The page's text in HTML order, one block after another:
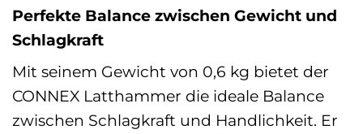
Perfekte Balance zwischen Gewicht und
Schlagkraft
Mit seinem Gewicht von 0,6 kg bietet der
CONNEX Latthammer die ideale Balance
zwischen Schlagkraft und Handlichkeit. Er